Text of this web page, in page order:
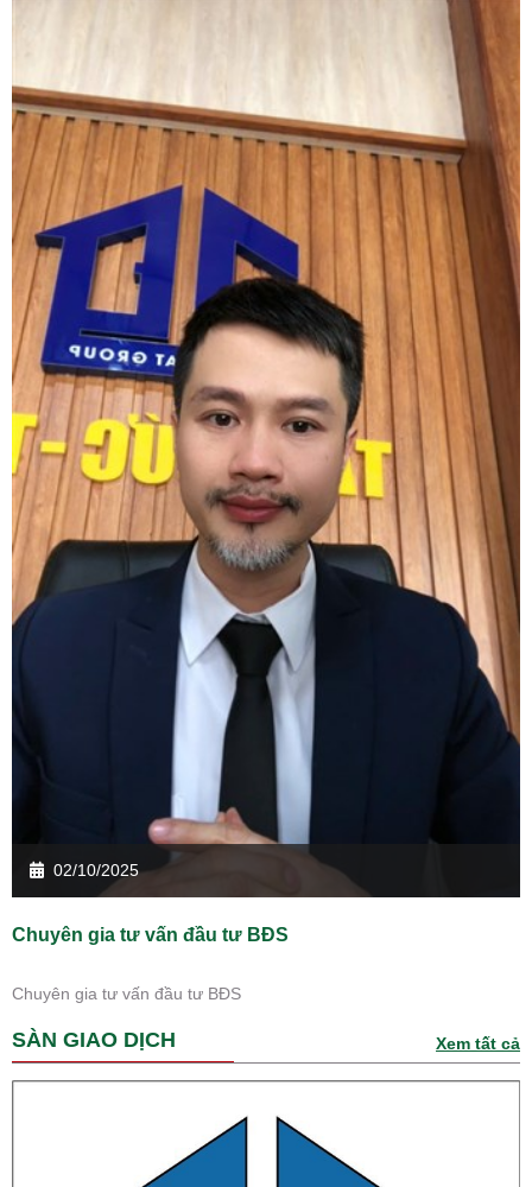
02/10/2025
Chuyên gia tư vấn đầu tư BĐS
Chuyên gia tư vấn đầu tư BĐS
SÀN GIAO DỊCH Xem tất cả